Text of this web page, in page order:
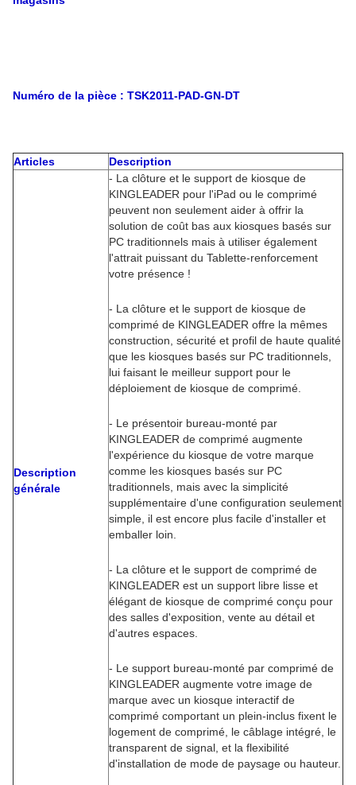
Numéro de la pièce : TSK2011-PAD-GN-DT
Articles Description
Description
générale
- La clôture et le support de kiosque de
KINGLEADER pour l'iPad ou le comprimé
peuvent non seulement aider à offrir la
solution de coût bas aux kiosques basés sur
PC traditionnels mais à utiliser également
l'attrait puissant du Tablette-renforcement
votre présence !
- La clôture et le support de kiosque de
comprimé de KINGLEADER offre la mêmes
construction, sécurité et profil de haute qualité
que les kiosques basés sur PC traditionnels,
lui faisant le meilleur support pour le
déploiement de kiosque de comprimé.
- Le présentoir bureau-monté par
KINGLEADER de comprimé augmente
l'expérience du kiosque de votre marque
comme les kiosques basés sur PC
traditionnels, mais avec la simplicité
supplémentaire d'une configuration seulement
simple, il est encore plus facile d'installer et
emballer loin.
- La clôture et le support de comprimé de
KINGLEADER est un support libre lisse et
élégant de kiosque de comprimé conçu pour
des salles d'exposition, vente au détail et
d'autres espaces.
- Le support bureau-monté par comprimé de
KINGLEADER augmente votre image de
marque avec un kiosque interactif de
comprimé comportant un plein-inclus fixent le
logement de comprimé, le câblage intégré, le
transparent de signal, et la flexibilité
d'installation de mode de paysage ou hauteur.